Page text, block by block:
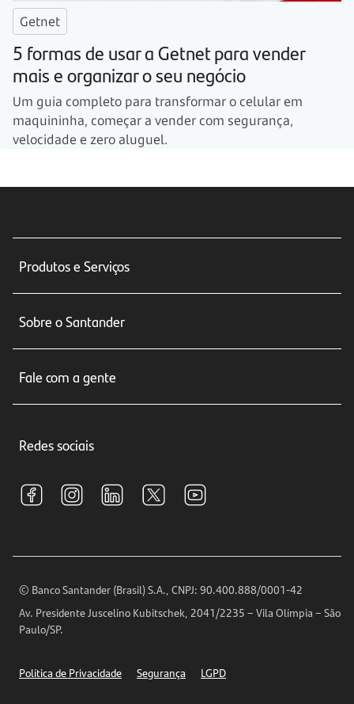
Getnet
5 formas de usar a Getnet para vender
mais e organizar o seu negócio
Um guia completo para transformar o celular em
maquininha, começar a vender com segurança,
velocidade e zero aluguel.
Produtos e Serviços
Seguros
Crédito e Financiamentos
Investimentos
Sobre o Santander
Relações com Investidores
Fale com a gente
Central de Renegociação
S.A.C
Encontre nossas agências
Horários de Atendimento
Telefones
Redes sociais
© Banco Santander (Brasil) S.A., CNPJ: 90.400.888/0001-42
Av. Presidente Juscelino Kubitschek, 2041/2235 – Vila Olímpia – São
Paulo/SP.
Política de Privacidade Segurança LGPD